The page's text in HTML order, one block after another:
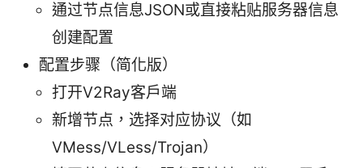
通过节点信息JSON或直接粘贴服务器信息
创建配置
配置步骤（简化版）
打开V2Ray客户端
新增节点，选择对应协议（如
VMess/VLess/Trojan）